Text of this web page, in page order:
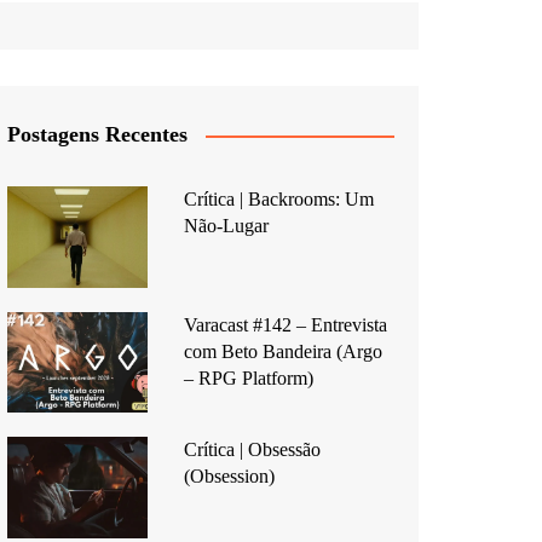
Postagens Recentes
Crítica | Backrooms: Um
Não-Lugar
Varacast #142 – Entrevista
com Beto Bandeira (Argo
– RPG Platform)
Crítica | Obsessão
(Obsession)